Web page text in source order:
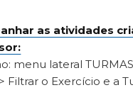
as atividades
menu lateral
Filtrar o Exercício e a